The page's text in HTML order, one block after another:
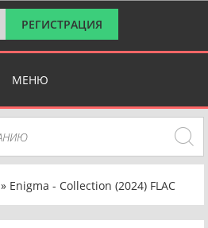
РЕГИСТРАЦИЯ
МЕНЮ
» Enigma - Collection (2024) FLAC